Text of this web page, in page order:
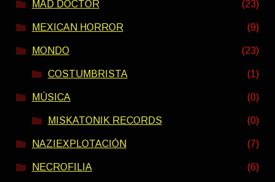
MAD DOCTOR (23)
MEXICAN HORROR (9)
MONDO (23)
COSTUMBRISTA (1)
MÚSICA (0)
MISKATONIK RECORDS (0)
NAZIEXPLOTACIÓN (7)
NECROFILIA (6)